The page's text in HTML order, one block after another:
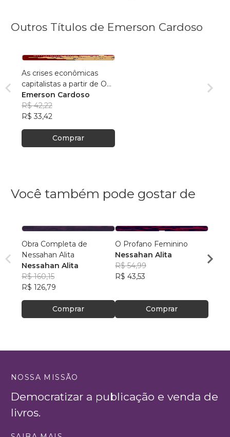
Outros Títulos de Emerson Cardoso
As crises econômicas
capitalistas a partir de O
Capital de Marx: As
controvérsias de Tugán à
Rosa
Emerson Cardoso
R$ 42,22
R$ 33,42
Comprar
Você também pode gostar de
Obra Completa de
Nessahan Alita
Nessahan Alita
R$ 160,15
R$ 126,79
Comprar
O Profano Feminino
Nessahan Alita
R$ 54,99
R$ 43,53
Comprar
Caio
R$
NOSSA MISSÃO
Democratizar a publicação e venda de
livros.